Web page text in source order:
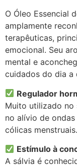
O Óleo Essencial
amplamente
terapêuticas,
emocional. Seu
mental e
cuidados do dia a
Regulador
Muito utilizado no
no alívio de
cólicas menstruais.
Estímulo à
A sálvia é